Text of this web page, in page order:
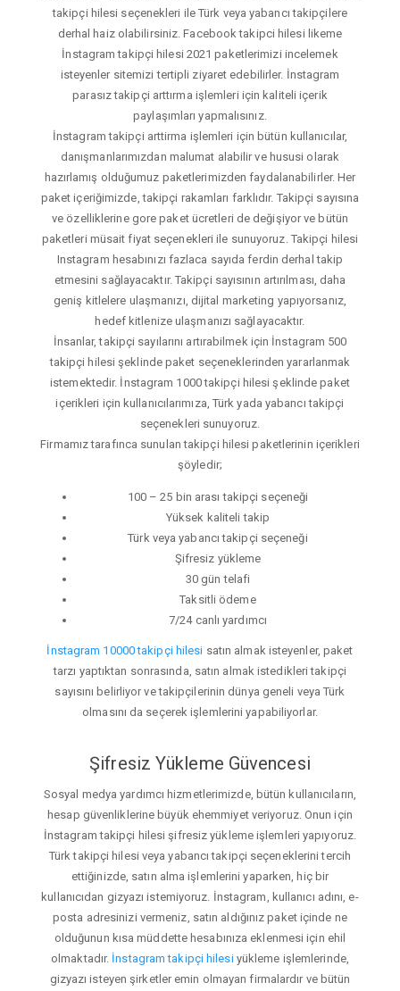
takipçi hilesi seçenekleri ile Türk veya yabancı takipçilere
derhal haiz olabilirsiniz. Facebook takipci hilesi likeme
İnstagram takipçi hilesi 2021 paketlerimizi incelemek
isteyenler sitemizi tertipli ziyaret edebilirler. İnstagram
parasız takipçi arttırma işlemleri için kaliteli içerik
paylaşımları yapmalısınız.
İnstagram takipçi arttirma işlemleri için bütün kullanıcılar,
danışmanlarımızdan malumat alabilir ve hususi olarak
hazırlamış olduğumuz paketlerimizden faydalanabilirler. Her
paket içeriğimizde, takipçi rakamları farklıdır. Takipçi sayısına
ve özelliklerine gore paket ücretleri de değişiyor ve bütün
paketleri müsait fiyat seçenekleri ile sunuyoruz. Takipçi hilesi
Instagram hesabınızı fazlaca sayıda ferdin derhal takip
etmesini sağlayacaktır. Takipçi sayısının artırılması, daha
geniş kitlelere ulaşmanızı, dijital marketing yapıyorsanız,
hedef kitlenize ulaşmanızı sağlayacaktır.
İnsanlar, takipçi sayılarını artırabilmek için İnstagram 500
takipçi hilesi şeklinde paket seçeneklerinden yararlanmak
istemektedir. İnstagram 1000 takipçi hilesi şeklinde paket
içerikleri için kullanıcılarımıza, Türk yada yabancı takipçi
seçenekleri sunuyoruz.
Firmamız tarafınca sunulan takipçi hilesi paketlerinin içerikleri
şöyledir;
100 – 25 bin arası takipçi seçeneği
Yüksek kaliteli takip
Türk veya yabancı takipçi seçeneği
Şifresiz yükleme
30 gün telafi
Taksitli ödeme
7/24 canlı yardımcı
İnstagram 10000 takipçi hilesi satın almak isteyenler, paket
tarzı yaptıktan sonrasında, satın almak istedikleri takipçi
sayısını belirliyor ve takipçilerinin dünya geneli veya Türk
olmasını da seçerek işlemlerini yapabiliyorlar.
Şifresiz Yükleme Güvencesi
Sosyal medya yardımcı hizmetlerimizde, bütün kullanıcıların,
hesap güvenliklerine büyük ehemmiyet veriyoruz. Onun için
İnstagram takipçi hilesi şifresiz yükleme işlemleri yapıyoruz.
Türk takipçi hilesi veya yabancı takipçi seçeneklerini tercih
ettiğinizde, satın alma işlemlerini yaparken, hiç bir
kullanıcıdan gizyazı istemiyoruz. İnstagram, kullanıcı adını, e-
posta adresinizi vermeniz, satın aldığınız paket içinde ne
olduğunun kısa müddette hesabınıza eklenmesi için ehil
olmaktadır. İnstagram takipçi hilesiyükleme işlemlerinde,
gizyazı isteyen şirketler emin olmayan firmalardır ve bütün